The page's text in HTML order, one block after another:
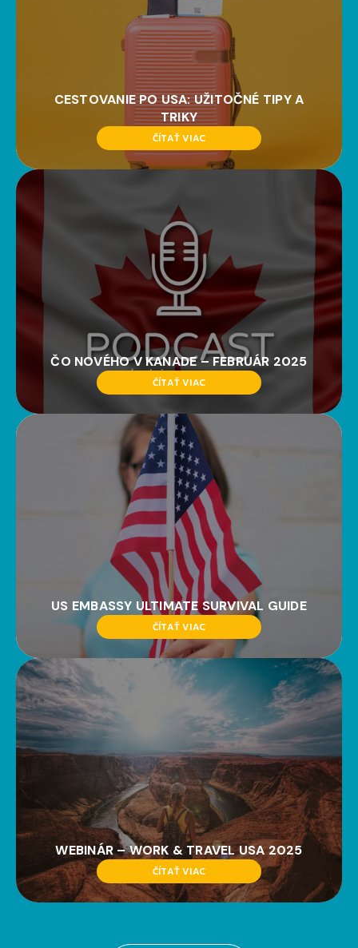
CESTOVANIE PO USA: UŽITOČNÉ TIPY A
TRIKY
ČÍTAŤ VIAC
ČO NOVÉHO V KANADE – FEBRUÁR 2025
ČÍTAŤ VIAC
US EMBASSY ULTIMATE SURVIVAL GUIDE
ČÍTAŤ VIAC
WEBINÁR – WORK & TRAVEL USA 2025
ČÍTAŤ VIAC